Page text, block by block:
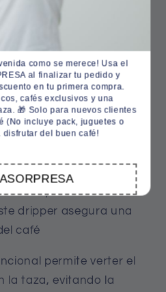
Street Food
horas
en otras tiendas
Dripper Deep 27° se
único y su capacidad
de café perfecta de
que incluye una
y un tamaño ideal
dripper asegura una
café
permite verter el
la taza, evitando la
en tu
compra
como se merece! Usa el
al finalizar tu pedido y
en tu primera compra.
cafés exclusivos y una
🎁 Solo para nuevos clientes
(No incluye pack, juguetes o
disfrutar del buen café!
LOS DINEROS